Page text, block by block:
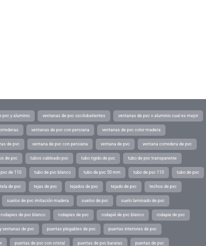
pvc y aluminio ventanas de pvc oscilobatientes ventanas de pvc o aluminio cual es mejor
ventanas de pvc con persiana ventanas de pvc color madera
de pvc ventana de pvc con persiana ventana de pvc ventana corredera de pvc
de pvc tubos cableado pvc tubo rigido de pvc tubo de pvc transparente
de 110 tubo de pvc blanco tubo de pvc 50 mm tubo de pvc 110 tubo de pvc
tela de pvc tejas de pvc tejados de pvc tejado de pvc techos de pvc
suelos de pvc imitación madera suelos de pvc suelo laminado de pvc
rodapies de pvc blanco rodapies de pvc rodapié de pvc blanco rodapie de pvc
ventanas de pvc puertas plegables de pvc puertas interiores de pvc
puertas de pvc con cristal puertas de pvc baratas puertas de pvc